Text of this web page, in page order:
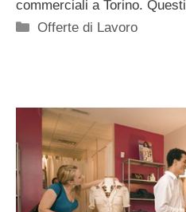
commerciali a Torino. Questi
Categorie
Offerte di Lavoro